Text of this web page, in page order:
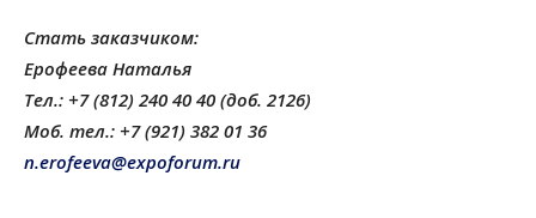
Стать заказчиком:
Ерофеева Наталья
Тел.: +7 (812) 240 40 40 (доб. 2126)
Моб. тел.: +7 (921) 382 01 36
n.erofeeva@expoforum.ru